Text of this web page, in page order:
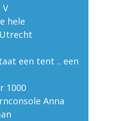
V
hele
een tent .. een
1000
Anna